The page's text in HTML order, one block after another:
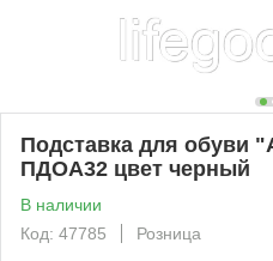
Подставка для обуви
ПДОА32 цвет черный
В наличии
Код: 47785
Розница